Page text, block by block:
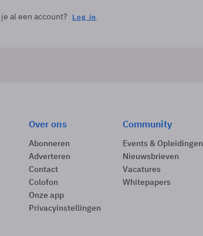
al een account? Log in
Over ons
Abonneren
Adverteren
Contact
Colofon
Onze app
Privacyinstellingen
Community
Events & Opleidingen
Nieuwsbrieven
Vacatures
Whitepapers